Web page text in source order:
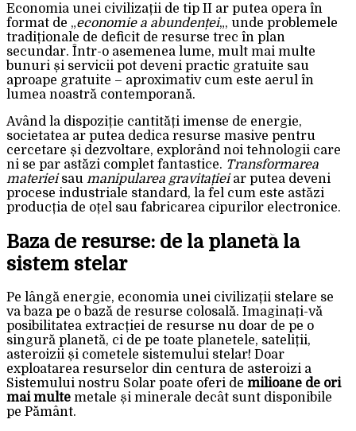
Economia unei civilizații de tip II ar putea opera în
format de „economie a abundenței„, unde problemele
tradiționale de deficit de resurse trec în plan
secundar. Într-o asemenea lume, mult mai multe
bunuri și servicii pot deveni practic gratuite sau
aproape gratuite – aproximativ cum este aerul în
lumea noastră contemporană.
Având la dispoziție cantități imense de energie,
societatea ar putea dedica resurse masive pentru
cercetare și dezvoltare, explorând noi tehnologii care
ni se par astăzi complet fantastice. Transformarea
materieisau manipularea gravitațieiar putea deveni
procese industriale standard, la fel cum este astăzi
producția de oțel sau fabricarea cipurilor electronice.
Baza de resurse: de la planetă la
sistem stelar
Pe lângă energie, economia unei civilizații stelare se
va baza pe o bază de resurse colosală. Imaginați-vă
posibilitatea extracției de resurse nu doar de pe o
singură planetă, ci de pe toate planetele, sateliții,
asteroizii și cometele sistemului stelar! Doar
exploatarea resurselor din centura de asteroizi a
Sistemului nostru Solar poate oferi de milioane de ori
mai multe metale și minerale decât sunt disponibile
pe Pământ.